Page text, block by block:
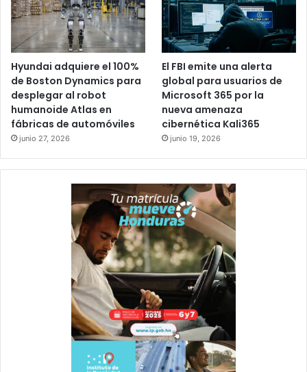
Hyundai adquiere el 100%
de Boston Dynamics para
desplegar al robot
humanoide Atlas en
fábricas de automóviles
junio 27, 2026
El FBI emite una alerta
global para usuarios de
Microsoft 365 por la
nueva amenaza
cibernética Kali365
junio 19, 2026